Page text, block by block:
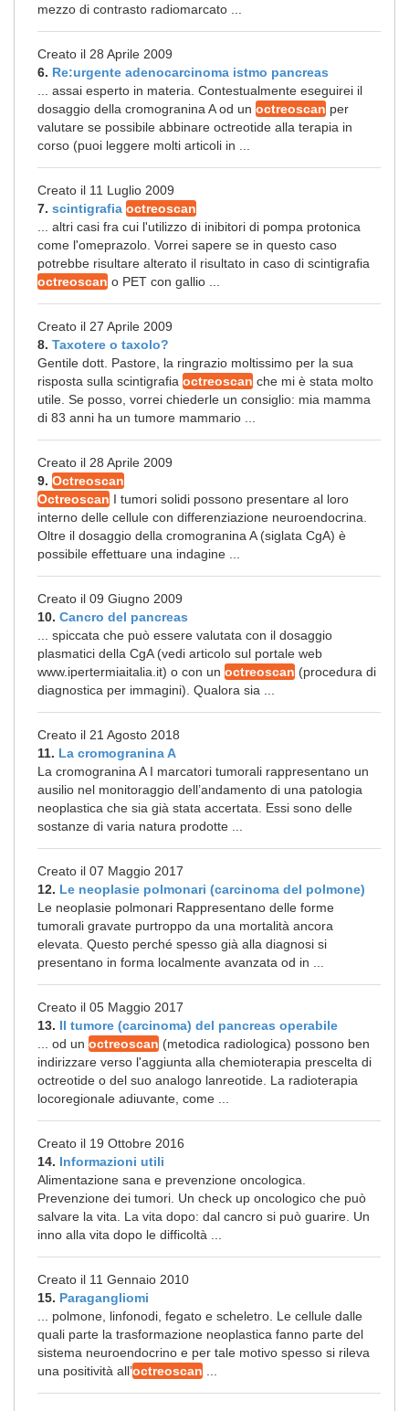
mezzo di contrasto radiomarcato ...
Creato il 28 Aprile 2009
6. Re:urgente adenocarcinoma istmo pancreas
... assai esperto in materia. Contestualmente eseguirei il
dosaggio della cromogranina A od un octreoscan per
valutare se possibile abbinare octreotide alla terapia in
corso (puoi leggere molti articoli in ...
Creato il 11 Luglio 2009
7. scintigrafia octreoscan
... altri casi fra cui l'utilizzo di inibitori di pompa protonica
come l'omeprazolo. Vorrei sapere se in questo caso
potrebbe risultare alterato il risultato in caso di scintigrafia
octreoscan o PET con gallio ...
Creato il 27 Aprile 2009
8. Taxotere o taxolo?
Gentile dott. Pastore, la ringrazio moltissimo per la sua
risposta sulla scintigrafia octreoscan che mi è stata molto
utile. Se posso, vorrei chiederle un consiglio: mia mamma
di 83 anni ha un tumore mammario ...
Creato il 28 Aprile 2009
9. Octreoscan
Octreoscan I tumori solidi possono presentare al loro
interno delle cellule con differenziazione neuroendocrina.
Oltre il dosaggio della cromogranina A (siglata CgA) è
possibile effettuare una indagine ...
Creato il 09 Giugno 2009
10. Cancro del pancreas
... spiccata che può essere valutata con il dosaggio
plasmatici della CgA (vedi articolo sul portale web
www.ipertermiaitalia.it) o con un octreoscan (procedura di
diagnostica per immagini). Qualora sia ...
Creato il 21 Agosto 2018
11. La cromogranina A
La cromogranina A I marcatori tumorali rappresentano un
ausilio nel monitoraggio dell’andamento di una patologia
neoplastica che sia già stata accertata. Essi sono delle
sostanze di varia natura prodotte ...
Creato il 07 Maggio 2017
12. Le neoplasie polmonari (carcinoma del polmone)
Le neoplasie polmonari Rappresentano delle forme
tumorali gravate purtroppo da una mortalità ancora
elevata. Questo perché spesso già alla diagnosi si
presentano in forma localmente avanzata od in ...
Creato il 05 Maggio 2017
13. Il tumore (carcinoma) del pancreas operabile
... od un octreoscan (metodica radiologica) possono ben
indirizzare verso l'aggiunta alla chemioterapia prescelta di
octreotide o del suo analogo lanreotide. La radioterapia
locoregionale adiuvante, come ...
Creato il 19 Ottobre 2016
14. Informazioni utili
Alimentazione sana e prevenzione oncologica.
Prevenzione dei tumori. Un check up oncologico che può
salvare la vita. La vita dopo: dal cancro si può guarire. Un
inno alla vita dopo le difficoltà ...
Creato il 11 Gennaio 2010
15. Paragangliomi
... polmone, linfonodi, fegato e scheletro. Le cellule dalle
quali parte la trasformazione neoplastica fanno parte del
sistema neuroendocrino e per tale motivo spesso si rileva
una positività all’octreoscan